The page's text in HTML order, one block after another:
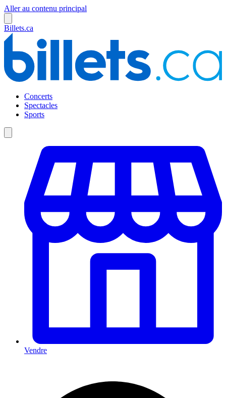
Aller au contenu principal
Billets.ca
Concerts
Spectacles
Sports
Vendre